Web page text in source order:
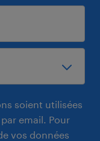
soient utilisées
email. Pour
vos données